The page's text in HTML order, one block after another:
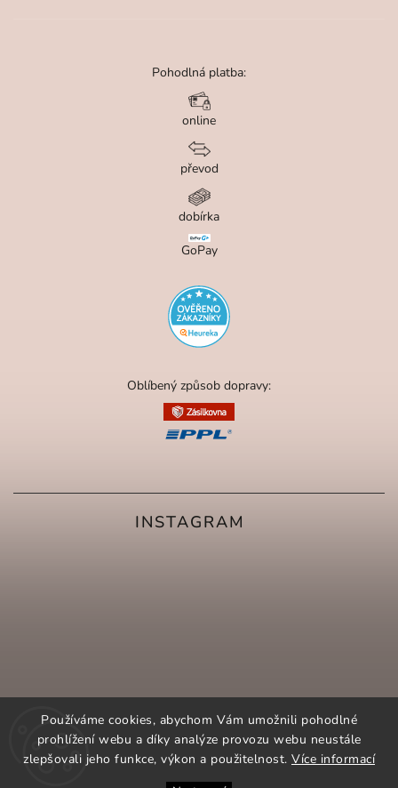
Používáme cookies, abychom Vám umožnili pohodlné
prohlížení webu a díky analýze provozu webu neustále
zlepšovali jeho funkce, výkon a použitelnost. Více informací
INSTAGRAM
Pohodlná platba:
online
převod
dobírka
GoPay
Oblíbený způsob dopravy: